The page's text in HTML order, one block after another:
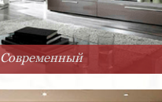
Современный